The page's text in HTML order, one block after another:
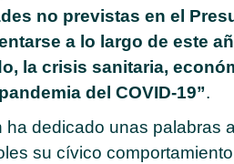
no previstas en el
a lo largo de este
la crisis sanitaria,
del COVID-19”.
ha dedicado unas palabras
su cívico